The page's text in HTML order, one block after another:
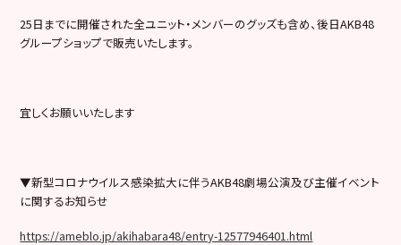
25日までに開催された全ユニット・メンバーのグッズも含め、後日AKB48
グループショップで販売いたします。
宜しくお願いいたします
▼新型コロナウイルス感染拡大に伴うAKB48劇場公演及び主催イベント
に関するお知らせ
https://ameblo.jp/akihabara48/entry-12577946401.html